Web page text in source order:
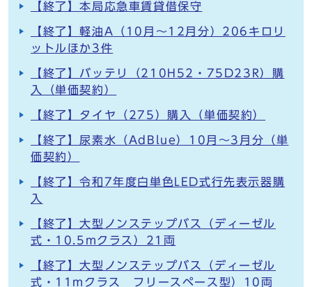
【終了】本局応急車賃貸借保守
【終了】軽油A（10月～12月分）206キロリ
ットルほか3件
【終了】バッテリ（210H52・75D23R）購
入（単価契約）
【終了】タイヤ（275）購入（単価契約）
【終了】尿素水（AdBlue）10月～3月分（単
価契約）
【終了】令和7年度白単色LED式行先表示器購
入
【終了】大型ノンステップバス（ディーゼル
式・10.5mクラス）21両
【終了】大型ノンステップバス（ディーゼル
式・11mクラス フリースペース型）10両